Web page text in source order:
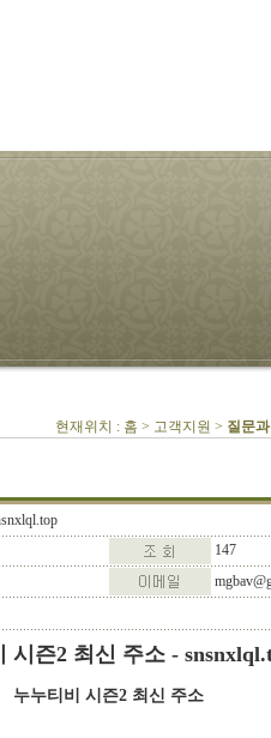
현재위치 : 홈 > 고객지원 > 질문
147
시즌2 최신 주소 -
누누티비 시즌2 최신 주소